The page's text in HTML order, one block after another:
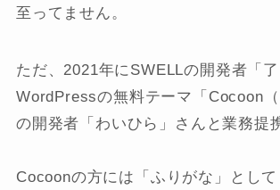
至ってません。
ただ、2021年にSWELLの開発者「了
WordPressの無料テーマ「Cocoon（
の開発者「わいひら」さんと業務提
Cocoonの方には「ふりがな」とし